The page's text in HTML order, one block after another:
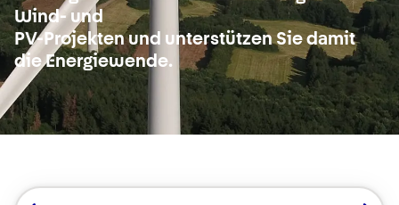
Wind- und
PV-Projekten und unterstützen Sie damit
die Energiewende.
Seitennavigation